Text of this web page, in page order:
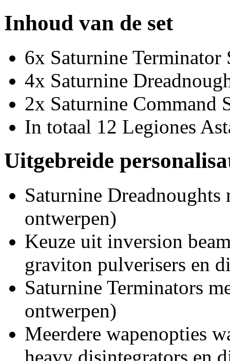
Inhoud van de set
6x Saturnine Terminator
4x Saturnine
2x Saturnine Command
In totaal 12 Legiones
Uitgebreide
Saturnine Dreadnoughts
ontwerpen)
Keuze uit inversion
graviton pulverisers en
Saturnine Terminators
ontwerpen)
Meerdere wapenopties